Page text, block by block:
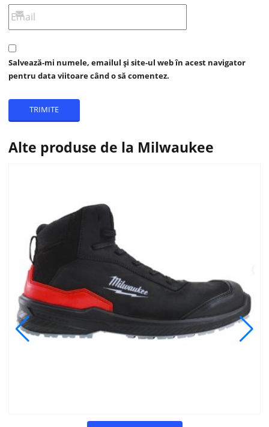
Salvează-mi numele, emailul și site-ul web în acest navigator
pentru data viitoare când o să comentez.
Alte produse de la Milwaukee